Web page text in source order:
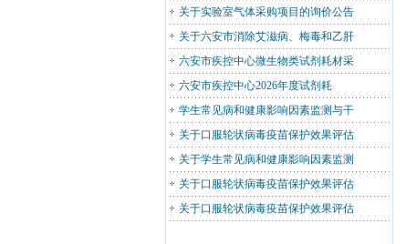
关于实验室气体采购项目的询价公告
关于六安市消除艾滋病、梅毒和乙肝
六安市疾控中心微生物类试剂耗材采
六安市疾控中心2026年度试剂耗
学生常见病和健康影响因素监测与干
关于口服轮状病毒疫苗保护效果评估
关于学生常见病和健康影响因素监测
关于口服轮状病毒疫苗保护效果评估
关于口服轮状病毒疫苗保护效果评估